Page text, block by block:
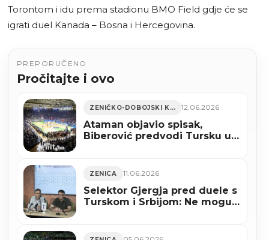
Torontom i idu prema stadionu BMO Field gdje će se
igrati duel Kanada – Bosna i Hercegovina.
PREPORUČENO
Pročitajte i ovo
ZENIČKO-DOBOJSKI KANTON 12.06.2026
Ataman objavio spisak,
Biberović predvodi Tursku u
ZENICA 11.06.2026
Selektor Gjergja pred duele s
Turskom i Srbijom: Ne mogu